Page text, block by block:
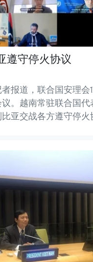
遵守停火协议
报道，联合国安理会
。越南常驻联合国代
亚交战各方遵守停火